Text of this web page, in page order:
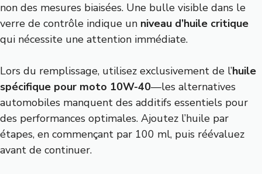
non des mesures biaisées. Une bulle visible dans le
verre de contrôle indique un niveau d’huile critique
qui nécessite une attention immédiate.
Lors du remplissage, utilisez exclusivement de l’huile
spécifique pour moto 10W-40—les alternatives
automobiles manquent des additifs essentiels pour
des performances optimales. Ajoutez l’huile par
étapes, en commençant par 100 ml, puis réévaluez
avant de continuer.